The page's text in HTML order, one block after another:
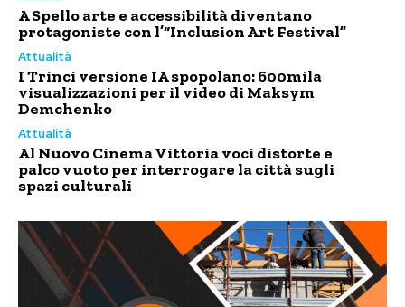
A Spello arte e accessibilità diventano
protagoniste con l’“Inclusion Art Festival”
Attualità
I Trinci versione IA spopolano: 600mila
visualizzazioni per il video di Maksym
Demchenko
Attualità
Al Nuovo Cinema Vittoria voci distorte e
palco vuoto per interrogare la città sugli
spazi culturali